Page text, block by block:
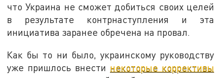
что Украина не сможет добиться своих целей
в результате контрнаступления и эта
инициатива заранее обречена на провал.
Как бы то ни было, украинскому руководству
уже пришлось внести некоторые коррективы